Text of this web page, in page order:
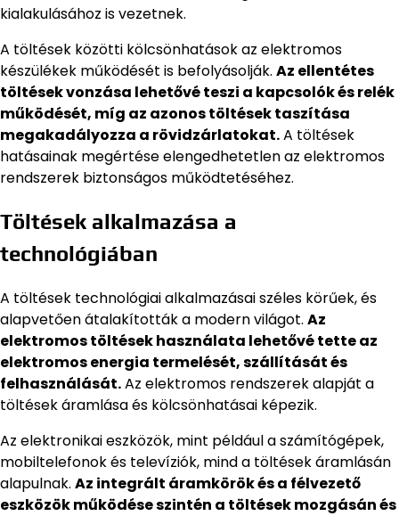
kialakulásához is vezetnek.
A töltések közötti kölcsönhatások az elektromos
készülékek működését is befolyásolják. Az ellentétes
töltések vonzása lehetővé teszi a kapcsolók és relék
működését, míg az azonos töltések taszítása
megakadályozza a rövidzárlatokat.A töltések
hatásainak megértése elengedhetetlen az elektromos
rendszerek biztonságos működtetéséhez.
Töltések alkalmazása a
technológiában
A töltések technológiai alkalmazásai széles körűek, és
alapvetően átalakították a modern világot. Az
elektromos töltések használata lehetővé tette az
elektromos energia termelését, szállítását és
felhasználását.Az elektromos rendszerek alapját a
töltések áramlása és kölcsönhatásai képezik.
Az elektronikai eszközök, mint például a számítógépek,
mobiltelefonok és televíziók, mind a töltések áramlásán
alapulnak. Az integrált áramkörök és a félvezető
eszközök működése szintén a töltések mozgásán és